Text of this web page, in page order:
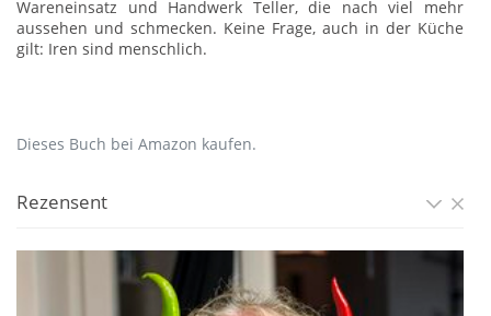
Wareneinsatz und Handwerk Teller, die nach viel mehr
aussehen und schmecken. Keine Frage, auch in der Küche
gilt: Iren sind menschlich.
Dieses Buch bei Amazon kaufen.
Rezensent